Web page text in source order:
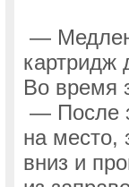
—
картридж
Во время
— После
на место,
вниз и